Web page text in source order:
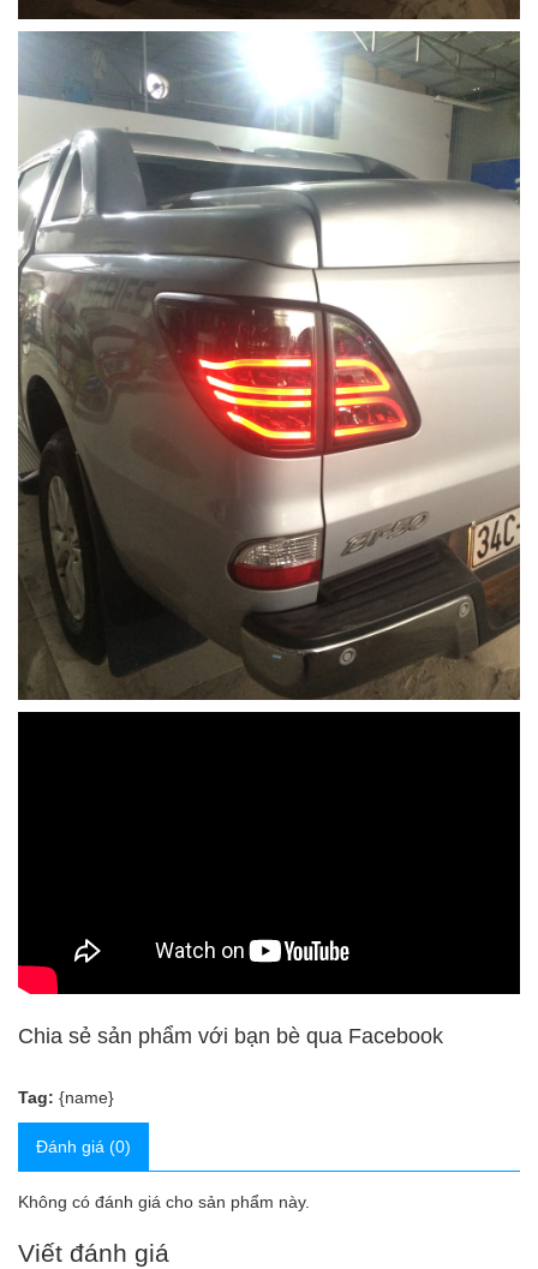
Chia sẻ sản phẩm với bạn bè qua Facebook
Tag: {name}
Đánh giá (0)
Không có đánh giá cho sản phẩm này.
Viết đánh giá